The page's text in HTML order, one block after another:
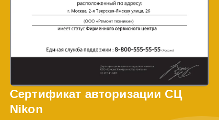
Сертификат авторизации СЦ
Nikon